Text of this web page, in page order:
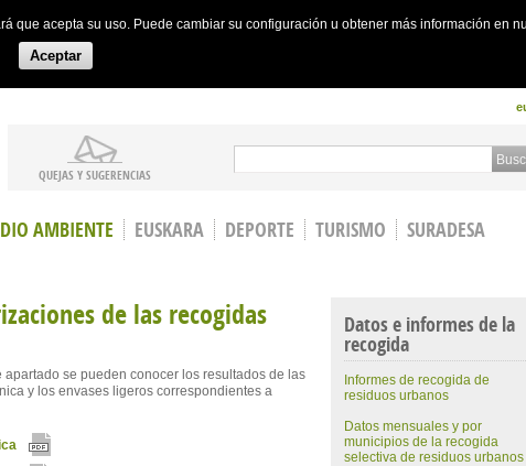
que acepta su uso. Puede cambiar su configuración u obtener más información en
Aceptar
QUEJAS Y SUGERENCIAS
Search form
AMBIENTE EUSKARA DEPORTE TURISMO
SURADESA
de las recogidas
se pueden conocer los resultados de las
y los envases ligeros correspondientes a
Datos e informes de la
recogida
Informes de recogida de
residuos urbanos
Datos mensuales y por
municipios de la recogida
selectiva de residuos urbanos